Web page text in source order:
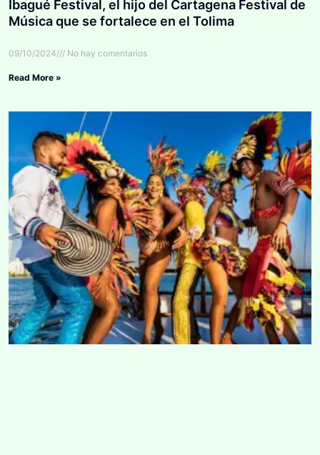
Ibagué Festival, el hijo del Cartagena Festival de
Música que se fortalece en el Tolima
09/10/2024 No hay comentarios
Read More »